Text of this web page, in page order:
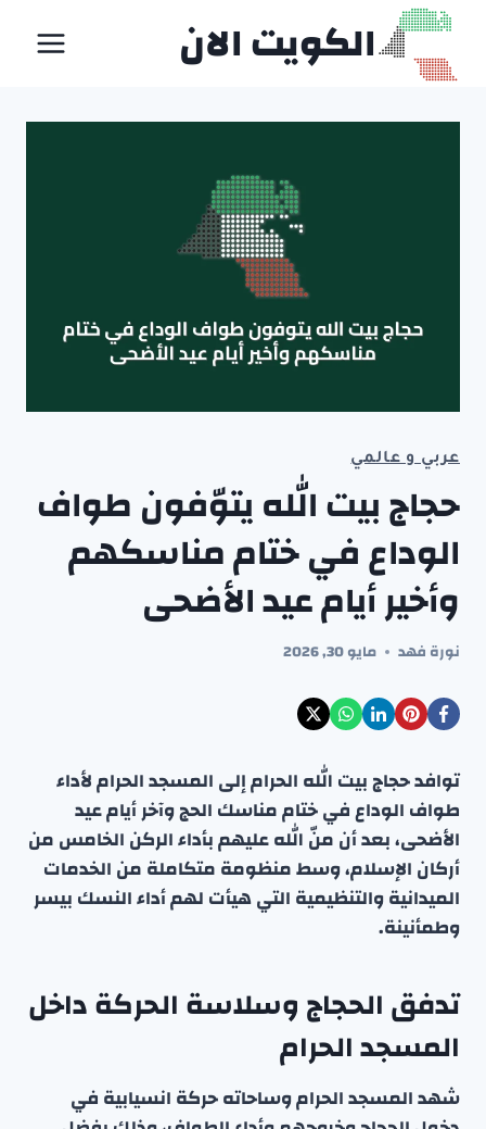
التجاوز
المحتوى
الكويت الان
عربي و عالمي
حجاج بيت الله يتوّفون طواف
الوداع في ختام مناسكهم
وأخير أيام عيد الأضحى
نورة فهد مايو 30, 2026
توافد حجاج بيت الله الحرام إلى المسجد الحرام لأداء
طواف الوداع في ختام مناسك الحج وآخر أيام عيد
الأضحى، بعد أن منّ الله عليهم بأداء الركن الخامس من
أركان الإسلام، وسط منظومة متكاملة من الخدمات
الميدانية والتنظيمية التي هيأت لهم أداء النسك بيسر
وطمأنينة.
تدفق الحجاج وسلاسة الحركة داخل
المسجد الحرام
شهد المسجد الحرام وساحاته حركة انسيابية في